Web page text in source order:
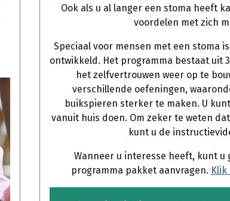
Ook als u al langer een stoma heeft
voordelen met zich
Speciaal voor mensen met een stoma
ontwikkeld. Het programma bestaat uit
het zelfvertrouwen weer op te
verschillende oefeningen,
buikspieren sterker te maken. U
vanuit huis doen. Om zeker te weten
kunt u de
Wanneer u interesse heeft, kunt
programma pakket aanvragen. Klik